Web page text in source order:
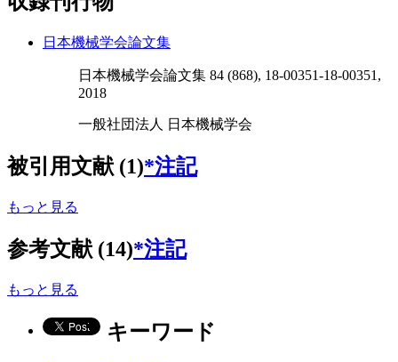
日本機械学会論文集
日本機械学会論文集 84 (868), 18-00351-18-00351,
2018
一般社団法人 日本機械学会
被引用文献 (1)*注記
もっと見る
参考文献 (14)*注記
もっと見る
キーワード